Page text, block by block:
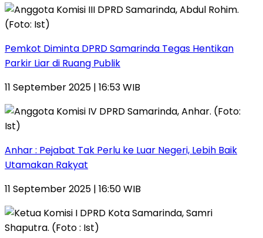
Pemkot Diminta DPRD Samarinda Tegas Hentikan
Parkir Liar di Ruang Publik
11 September 2025 | 16:53 WIB
Anhar : Pejabat Tak Perlu ke Luar Negeri, Lebih Baik
Utamakan Rakyat
11 September 2025 | 16:50 WIB